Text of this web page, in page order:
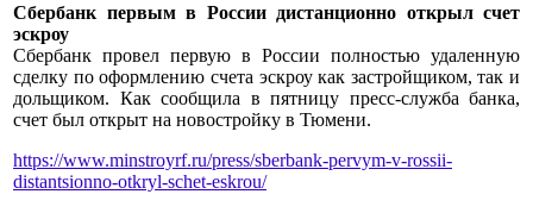
Сбербанк первым в России дистанционно открыл счет
эскроу
Сбербанк провел первую в России полностью удаленную
сделку по оформлению счета эскроу как застройщиком, так и
дольщиком. Как сообщила в пятницу пресс-служба банка,
счет был открыт на новостройку в Тюмени.
https://www.minstroyrf.ru/press/sberbank-pervym-v-rossii-
distantsionno-otkryl-schet-eskrou/